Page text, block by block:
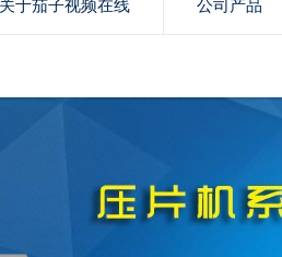
关于茄子视频在线 公司产品